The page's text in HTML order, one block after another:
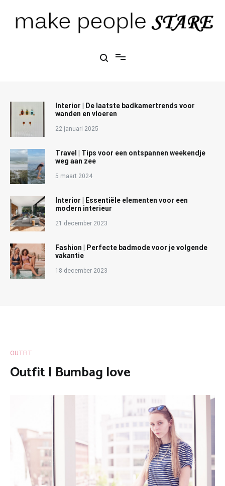
Interior | De laatste badkamertrends voor
wanden en vloeren
22 januari 2025
Travel | Tips voor een ontspannen weekendje
weg aan zee
5 maart 2024
Interior | Essentiële elementen voor een
modern interieur
21 december 2023
Fashion | Perfecte badmode voor je volgende
vakantie
18 december 2023
OUTFIT
Outfit | Bumbag love